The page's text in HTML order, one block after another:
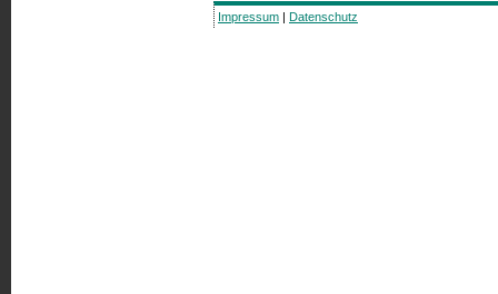
Impressum | Datenschutz